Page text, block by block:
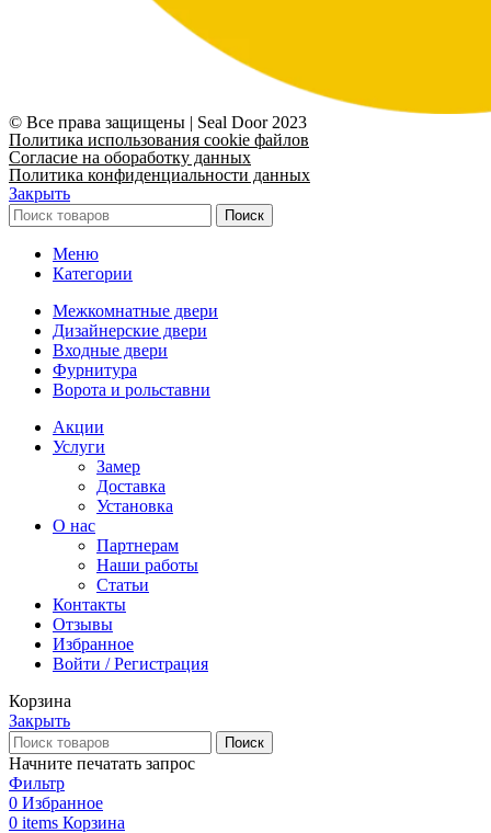
© Все права защищены | Seal Door 2023
Политика использования cookie файлов
Согласие на обоработку данных
Политика конфиденциальности данных
Закрыть
Поиск
Меню
Категории
Межкомнатные двери
Дизайнерские двери
Входные двери
Фурнитура
Ворота и рольставни
Акции
Услуги
Замер
Доставка
Установка
О нас
Партнерам
Наши работы
Статьи
Контакты
Отзывы
Избранное
Войти / Регистрация
Корзина
Закрыть
Поиск
Начните печатать запрос
Фильтр
0 Избранное
0 items Корзина